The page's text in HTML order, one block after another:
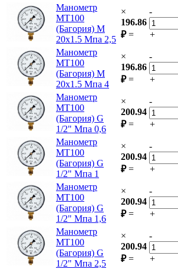
Манометр
МТ100
(Багория) М
20х1.5 Мпа 2,5
×
196.86
₽ =
-
+
Манометр
МТ100
(Багория) М
20х1.5 Мпа 4
×
196.86
₽ =
-
+
Манометр
МТ100
(Багория) G
1/2" Мпа 0,6
×
200.94
₽ =
-
+
Манометр
МТ100
(Багория) G
1/2" Мпа 1
×
200.94
₽ =
-
+
Манометр
МТ100
(Багория) G
1/2" Мпа 1,6
×
200.94
₽ =
-
+
Манометр
МТ100
(Багория) G
1/2" Мпа 2,5
×
200.94
₽ =
-
+